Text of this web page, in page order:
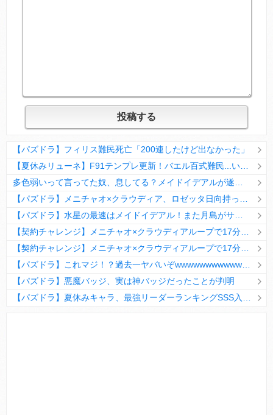
【パズドラ】フィリス難民死亡「200連したけど出なかった」
【パズドラ】悪魔バッジ、実は神バッジだったことが判明